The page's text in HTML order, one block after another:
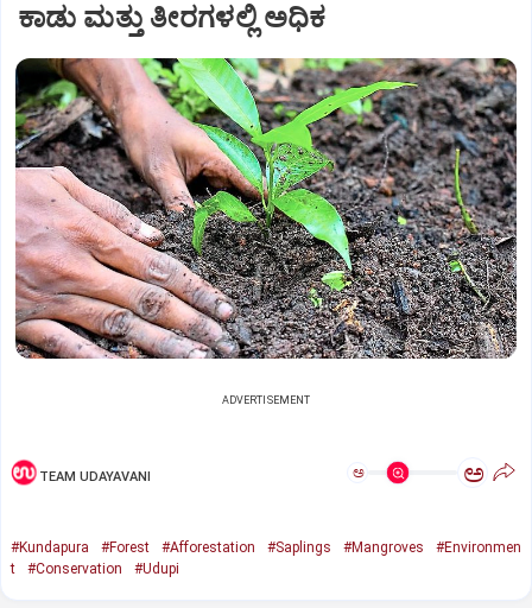
ಕಾಡು ಮತ್ತು ತೀರಗಳಲ್ಲಿ ಅಧಿಕ
ADVERTISEMENT
TEAM UDAYAVANI ಅ ಅ
#Kundapura #Forest #Afforestation #Saplings #Mangroves
#Environmen
t
#Conservation #Udupi